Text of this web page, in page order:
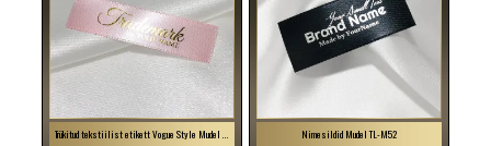
Trükitud tekstiilist etikett Vogue Style Mudel TL-M94 Nimesildid Mudel TL-M52